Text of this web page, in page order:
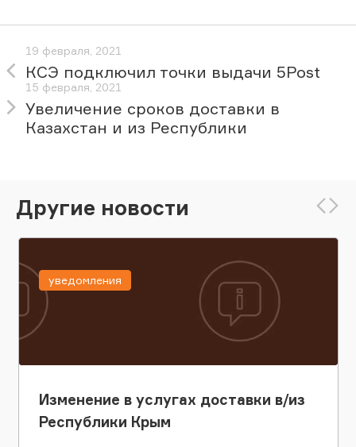
19 февраля, 2021
КСЭ подключил точки выдачи 5Post
15 февраля, 2021
Увеличение сроков доставки в
Казахстан и из Республики
Другие новости
Изменение в услугах доставки в/из
Республики Крым
уведомления